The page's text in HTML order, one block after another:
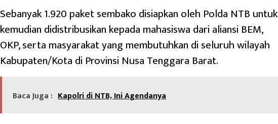
Sebanyak 1.920 paket sembako disiapkan oleh Polda NTB untuk
kemudian didistribusikan kepada mahasiswa dari aliansi BEM,
OKP, serta masyarakat yang membutuhkan di seluruh wilayah
Kabupaten/Kota di Provinsi Nusa Tenggara Barat.
Baca Juga : Kapolri di NTB, Ini Agendanya